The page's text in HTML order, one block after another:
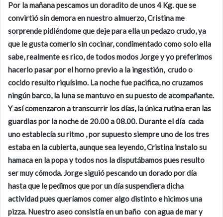
Por la mañana pescamos un doradito de unos 4 Kg. que se
convirtió sin demora en nuestro almuerzo, Cristina me
sorprende pidiéndome que deje para ella un pedazo crudo, ya
que le gusta comerlo sin cocinar, condimentado como solo ella
sabe, realmente es rico, de todos modos Jorge y yo preferimos
hacerlo pasar por el horno previo a la ingestión, crudo o
cocido resulto riquísimo. La noche fue pacifica, no cruzamos
ningún barco, la luna se mantuvo en su puesto de acompañante.
Y así comenzaron a transcurrir los días, la única rutina eran las
guardias por la noche de 20.00 a 08.00. Durante el día cada
uno establecía su ritmo , por supuesto siempre uno de los tres
estaba en la cubierta, aunque sea leyendo, Cristina instalo su
hamaca en la popa y todos nos la disputábamos pues resulto
ser muy cómoda. Jorge siguió pescando un dorado por día
hasta que le pedimos que por un día suspendiera dicha
actividad pues queríamos comer algo distinto e hicimos una
pizza. Nuestro aseo consistía en un baño con agua de mar y